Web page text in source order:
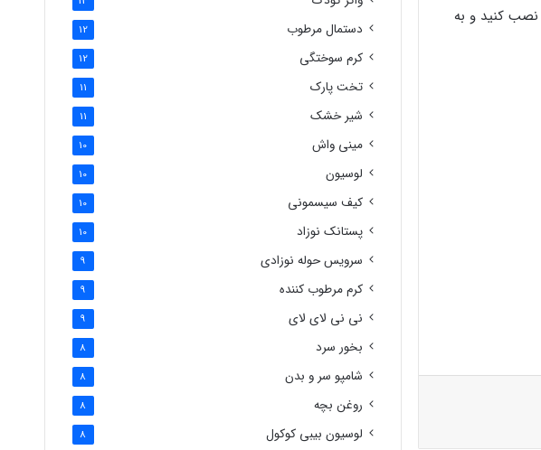
نصب کنید و به
دستمال مرطوب 12
کرم سوختگی 12
تخت پارک 11
شیر خشک 11
مینی واش 10
لوسیون 10
کیف سیسمونی 10
پستانک نوزاد 10
سرویس حوله نوزادی 9
کرم مرطوب کننده 9
نی نی لای لای 9
بخور سرد 8
شامپو سر و بدن 8
روغن بچه 8
لوسیون بیبی کوکول 8